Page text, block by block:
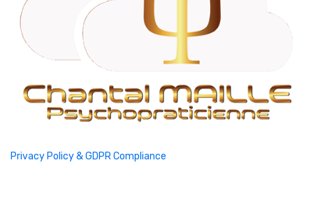
Privacy Policy & GDPR Compliance